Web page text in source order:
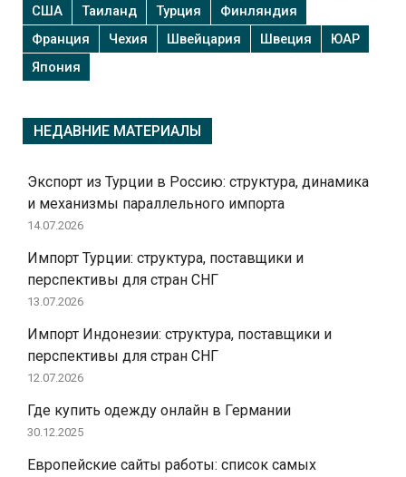
США
Таиланд Турция
Финляндия
Франция
Чехия Швейцария Швеция
ЮАР
Япония
НЕДАВНИЕ МАТЕРИАЛЫ
Экспорт из Турции в Россию: структура, динамика
и механизмы параллельного импорта
14.07.2026
Импорт Турции: структура, поставщики и
перспективы для стран СНГ
13.07.2026
Импорт Индонезии: структура, поставщики и
перспективы для стран СНГ
12.07.2026
Где купить одежду онлайн в Германии
30.12.2025
Европейские сайты работы: список самых